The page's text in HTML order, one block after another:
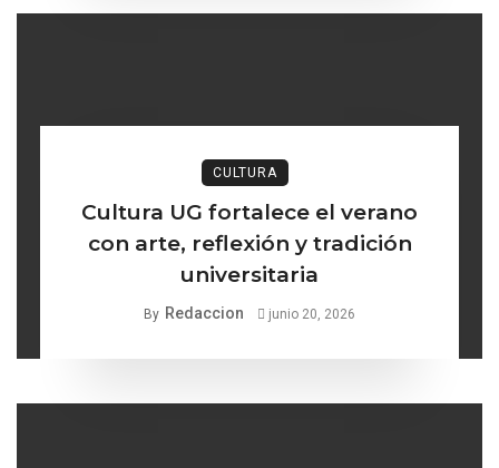
CULTURA
Cultura UG fortalece el verano
con arte, reflexión y tradición
universitaria
By Redaccion junio 20, 2026